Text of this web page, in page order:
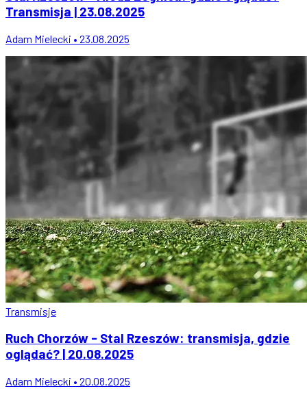
Transmisja | 23.08.2025
Adam Mielecki • 23.08.2025
Transmisje
Ruch Chorzów - Stal Rzeszów: transmisja, gdzie
oglądać? | 20.08.2025
Adam Mielecki • 20.08.2025